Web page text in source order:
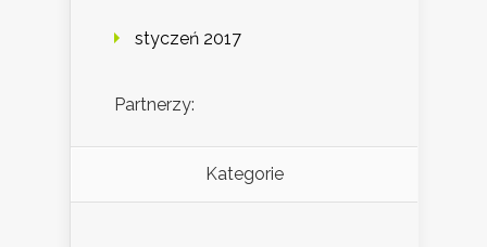
styczeń 2017
Partnerzy:
Kategorie